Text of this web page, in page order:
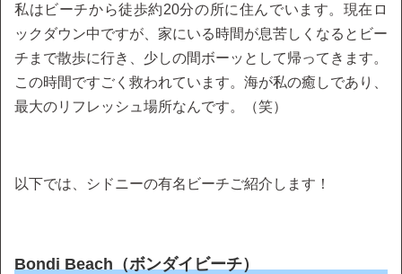
私はビーチから徒歩約20分の所に住んでいます。現在ロ
ックダウン中ですが、家にいる時間が息苦しくなるとビー
チまで散歩に行き、少しの間ボーッとして帰ってきます。
この時間ですごく救われています。海が私の癒しであり、
最大のリフレッシュ場所なんです。（笑）
以下では、シドニーの有名ビーチご紹介します！
Bondi Beach（ボンダイビーチ）